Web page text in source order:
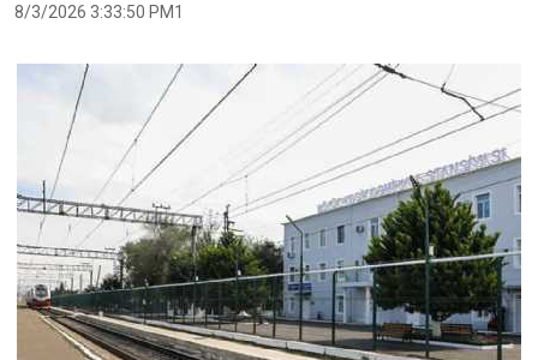
8/3/2026 3:33:50 PM1